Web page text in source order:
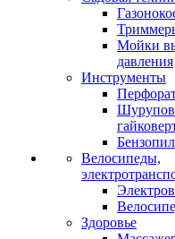
Мойки
давления
Инструменты
Велосипеды,
Здоровье